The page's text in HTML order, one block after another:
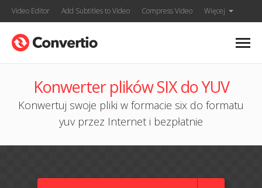
Video Editor Add Subtitles to Video Compress Video Więcej
Konwerter plików SIX do YUV
Konwertuj swoje pliki w formacie six do formatu
yuv przez Internet i bezpłatnie